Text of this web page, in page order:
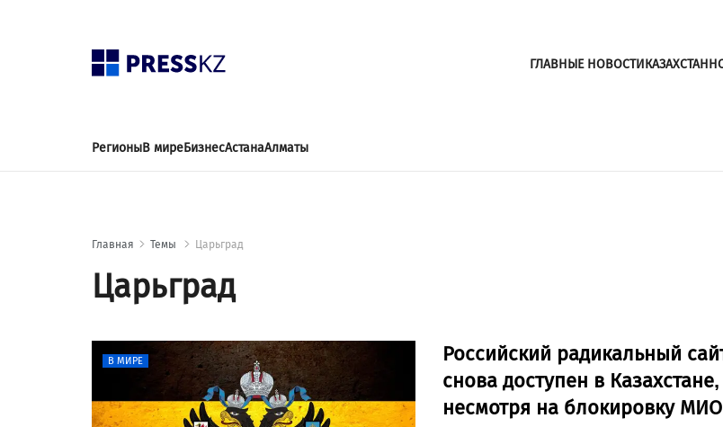
ГЛАВНЫЕ НОВОСТИКАЗАХСТАН
РегионыВ миреБизнесАстанаАлматы
Главная Темы Царьград
Царьград
В МИРЕ
Российский радикальный
снова доступен в Казахстане,
несмотря на блокировку